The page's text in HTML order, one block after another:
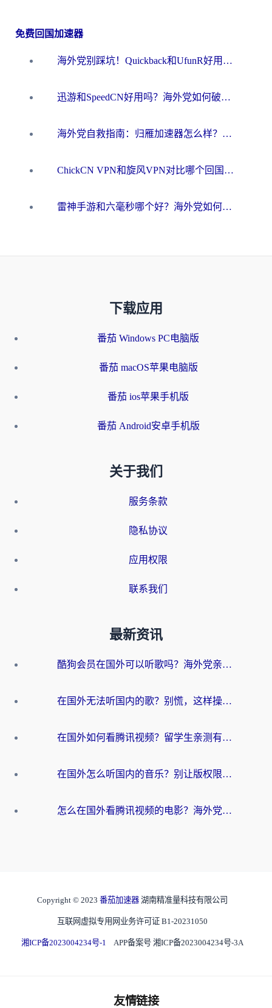
免费回国加速器
海外党别踩坑！Quickback和UfunR好用吗？选对回国加速器才能无缝刷国内资源
迅游和SpeedCN好用吗？海外党如何破解那道看不见的墙
海外党自救指南：归雁加速器怎么样？教你避开坑实现国内资源无缝访问
ChickCN VPN和旋风VPN对比哪个回国效果更好？海外用户的选择困境与出路
雷神手游和六毫秒哪个好？海外党如何真正解锁国内资源
下载应用
番茄 Windows PC电脑版
番茄 macOS苹果电脑版
番茄 ios苹果手机版
番茄 Android安卓手机版
关于我们
服务条款
隐私协议
应用权限
联系我们
最新资讯
酷狗会员在国外可以听歌吗？海外党亲测有效：3步解决音乐权限难题
在国外无法听国内的歌？别慌，这样操作就能畅听QQ音乐（附亲测加速器推荐）
在国外如何看腾讯视频？留学生亲测有效的回国加速方案
在国外怎么听国内的音乐？别让版权限制断了你的华语歌单
怎么在国外看腾讯视频的电影？海外党亲测有效的回国加速指南
Copyright © 2023 番茄加速器 湖南精准量科技有限公司
互联网虚拟专用网业务许可证 B1-20231050
湘ICP备2023004234号-1 APP备案号 湘ICP备2023004234号-3A
友情链接